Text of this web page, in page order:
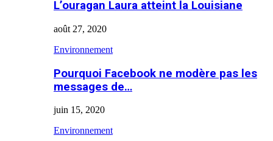
L’ouragan Laura atteint la Louisiane
août 27, 2020
Environnement
Pourquoi Facebook ne modère pas les
messages de…
juin 15, 2020
Environnement